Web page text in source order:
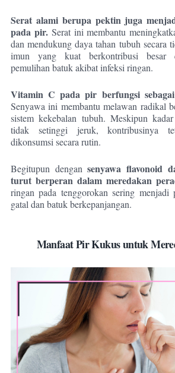
Serat alami berupa pektin juga
pada pir.Serat ini membantu
dan mendukung daya tahan tubuh secara
imun yang kuat berkontribusi besar
pemulihan batuk akibat infeksi ringan.
Vitamin C pada pir berfungsi
Senyawa ini membantu melawan radikal
sistem kekebalan tubuh. Meskipun
tidak setinggi jeruk, kontribusinya
dikonsumsi secara rutin.
Begitupun dengansenyawa flavonoid
turut berperan dalam meredakan
ringan pada tenggorokan sering menjadi
gatal dan batuk berkepanjangan.
Manfaat Pir Kukus untuk